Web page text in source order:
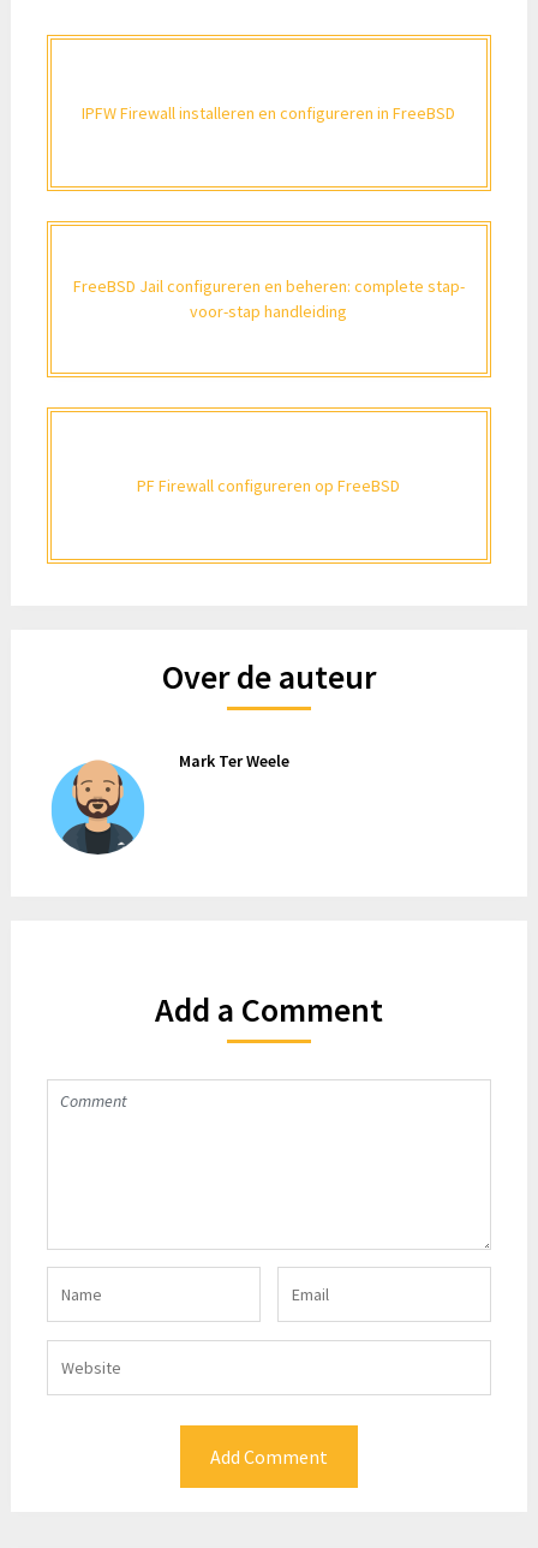
IPFW Firewall installeren en configureren in FreeBSD
FreeBSD Jail configureren en beheren: complete stap-
voor-stap handleiding
PF Firewall configureren op FreeBSD
Over de auteur
Mark Ter Weele
Add a Comment